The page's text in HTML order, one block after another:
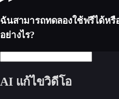
ฉันสามารถทดลองใช้ฟรีได้หรื
อย่างไร?
AI แก้ไขวิดีโอ